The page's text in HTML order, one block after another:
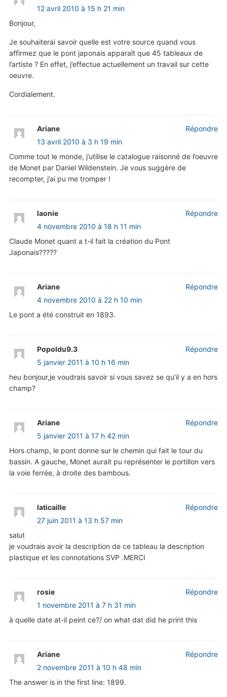
12 avril 2010 à 15 h 21 min
Bonjour,
Je souhaiterai savoir quelle est votre source quand vous
affirmez que le pont japonais apparaît que 45 tableaux de
l’artiste ? En effet, j’effectue actuellement un travail sur cette
oeuvre.
Cordialement.
Ariane
13 avril 2010 à 3 h 19 min
Comme tout le monde, j’utilise le catalogue raisonné de l’oeuvre
de Monet par Daniel Wildenstein. Je vous suggère de
recompter, j’ai pu me tromper !
Répondre
laonie
4 novembre 2010 à 18 h 11 min
Claude Monet quant a t-il fait la création du Pont
Japonais?????
Répondre
Ariane
4 novembre 2010 à 22 h 10 min
Le pont a été construit en 1893.
Répondre
Popoldu9.3
5 janvier 2011 à 10 h 16 min
heu bonjour,je voudrais savoir si vous savez se qu’il y a en hors
champ?
Répondre
Ariane
5 janvier 2011 à 17 h 42 min
Hors champ, le pont donne sur le chemin qui fait le tour du
bassin. A gauche, Monet aurait pu représenter le portillon vers
la voie ferrée, à droite des bambous.
Répondre
laticaille
27 juin 2011 à 13 h 57 min
salut
je voudrais avoir la description de ce tableau la description
plastique et les connotations SVP .MERCI
Répondre
rosie
1 novembre 2011 à 7 h 31 min
à quelle date at-il peint ce?/ on what dat did he print this
Répondre
Ariane
2 novembre 2011 à 10 h 48 min
The answer is in the first line: 1899.
Répondre